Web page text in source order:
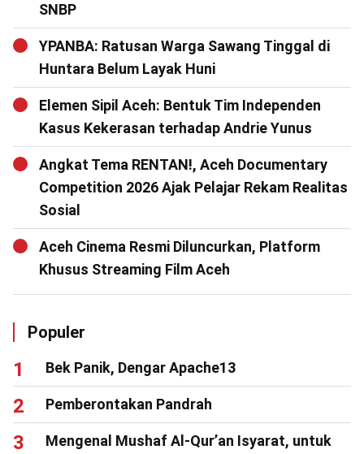
SNBP
YPANBA: Ratusan Warga Sawang Tinggal di
Huntara Belum Layak Huni
Elemen Sipil Aceh: Bentuk Tim Independen
Kasus Kekerasan terhadap Andrie Yunus
Angkat Tema RENTAN!, Aceh Documentary
Competition 2026 Ajak Pelajar Rekam Realitas
Sosial
Aceh Cinema Resmi Diluncurkan, Platform
Khusus Streaming Film Aceh
Populer
Bek Panik, Dengar Apache13
Pemberontakan Pandrah
Mengenal Mushaf Al-Qur’an Isyarat, untuk